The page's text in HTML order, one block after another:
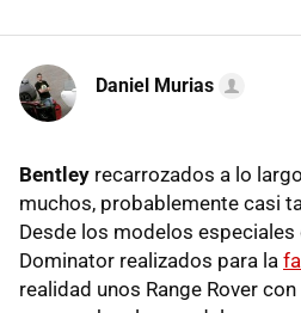
Daniel Murias
Bentley recarrozados a lo
muchos, probablemente casi
Desde los modelos
Dominator realizados para la
realidad unos Range Rover